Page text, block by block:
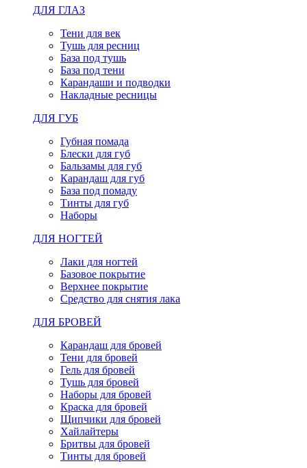
ДЛЯ ГЛАЗ
Тени для век
Тушь для ресниц
База под тушь
База под тени
Карандаши и подводки
Накладные ресницы
ДЛЯ ГУБ
Губная помада
Блески для губ
Бальзамы для губ
Карандаш для губ
База под помаду
Тинты для губ
Наборы
ДЛЯ НОГТЕЙ
Лаки для ногтей
Базовое покрытие
Верхнее покрытие
Средство для снятия лака
ДЛЯ БРОВЕЙ
Карандаш для бровей
Тени для бровей
Гель для бровей
Тушь для бровей
Наборы для бровей
Краска для бровей
Щипчики для бровей
Хайлайтеры
Бритвы для бровей
Тинты для бровей